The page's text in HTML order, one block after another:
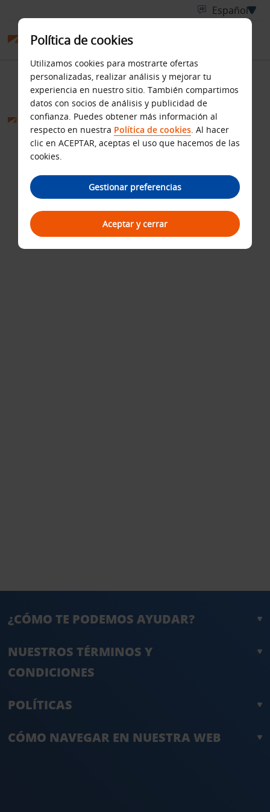
Condiciones generales
¿CÓMO TE PODEMOS AYUDAR?
NUESTROS TÉRMINOS Y
CONDICIONES
POLÍTICAS
CÓMO NAVEGAR EN NUESTRA WEB
Política de cookies
Utilizamos cookies para mostrarte ofertas
personalizadas, realizar análisis y mejorar tu
experiencia en nuestro sitio. También compartimos
datos con socios de análisis y publicidad de
confianza. Puedes obtener más información al
respecto en nuestra Política de cookies. Al hacer
clic en ACEPTAR, aceptas el uso que hacemos de las
cookies.
Gestionar preferencias
Aceptar y cerrar